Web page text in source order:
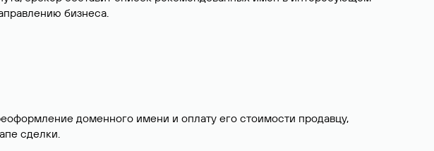
бизнеса.
доменного имени и оплату его стоимости продавцу,
сделки.